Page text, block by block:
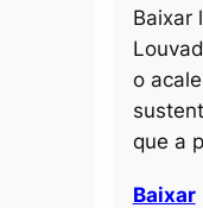
Baixar
o
que a
Baixar